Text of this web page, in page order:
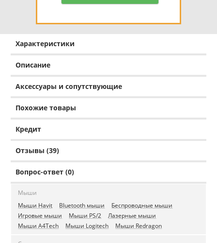
Характеристики
Описание
Аксессуары и сопутствующие
Похожие товары
Кредит
Отзывы (39)
Вопрос-ответ (0)
Мыши
Мыши Havit
Bluetooth мыши
Беспроводные мыши
Игровые мыши
Мыши PS/2
Лазерные мыши
Мыши A4Tech
Мыши Logitech Мыши Redragon